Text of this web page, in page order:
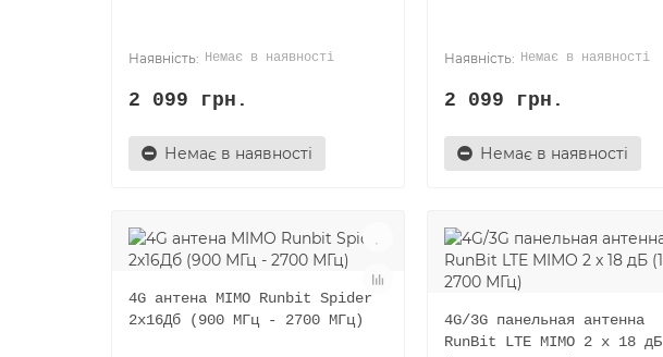
Немає в наявності
2 099 грн.
Немає в наявності
Немає в наявності
2 099 грн.
Немає в наявності
4G антена MIMO Runbit Spider
2х16Дб (900 МГц - 2700 МГц)
4G/3G панельная антенна
RunBit LTE MIMO 2 x 18 дБ